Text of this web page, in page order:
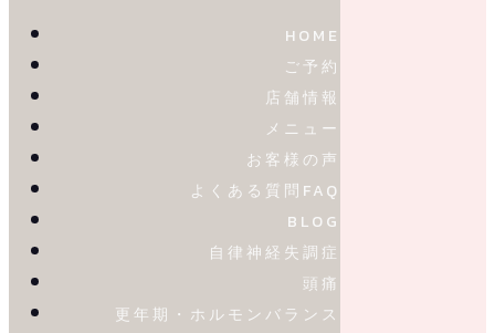
HOME
ご予約
店舗情報
メニュー
お客様の声
よくある質問FAQ
BLOG
自律神経失調症
頭痛
更年期・ホルモンバランス